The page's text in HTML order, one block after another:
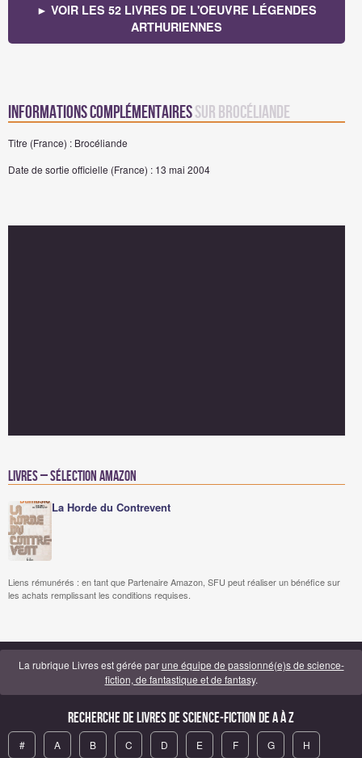
► VOIR LES 52 LIVRES DE L'OEUVRE LÉGENDES
ARTHURIENNES
Informations complémentairessur Brocéliande
Titre (France) : Brocéliande
Date de sortie officielle (France) : 13 mai 2004
Livres – Sélection Amazon
La Horde du Contrevent
Liens rémunérés : en tant que Partenaire Amazon, SFU peut réaliser un bénéfice sur
les achats remplissant les conditions requises.
La rubrique Livres est gérée parune équipe de passionné(e)s de science-
fiction, de fantastique et de fantasy.
Recherche de Livres de science-fiction de A à Z
# A B C D E F G H